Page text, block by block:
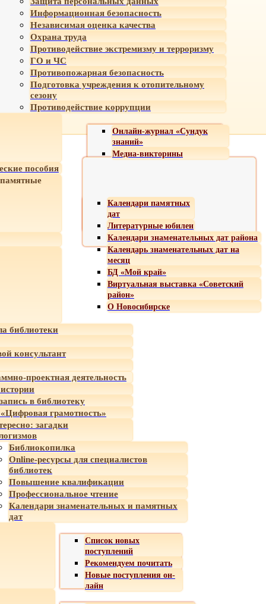
Информационная безопасность
Независимая оценка качества
Охрана труда
Противодействие экстремизму и терроризму
ГО и ЧС
Противопожарная безопасность
Подготовка учреждения к отопительному
сезону
Противодействие коррупции
Онлайн-журнал «Сундук
знаний»
Медиа-викторины
пособия
Календари памятных
дат
Литературные юбилеи
Календари знаменательных дат района
Календарь знаменательных дат на
месяц
БД «Мой край»
Виртуальная выставка «Советский
район»
О Новосибирске
библиотеки
консультант
проектная деятельность
в библиотеку
грамотность»
загадки
Библиокопилка
Online-ресурсы для специалистов
библиотек
Повышение квалификации
Профессиональное чтение
Календари знаменательных и памятных
дат
Список новых
поступлений
Рекомендуем почитать
Новые поступления он-
лайн